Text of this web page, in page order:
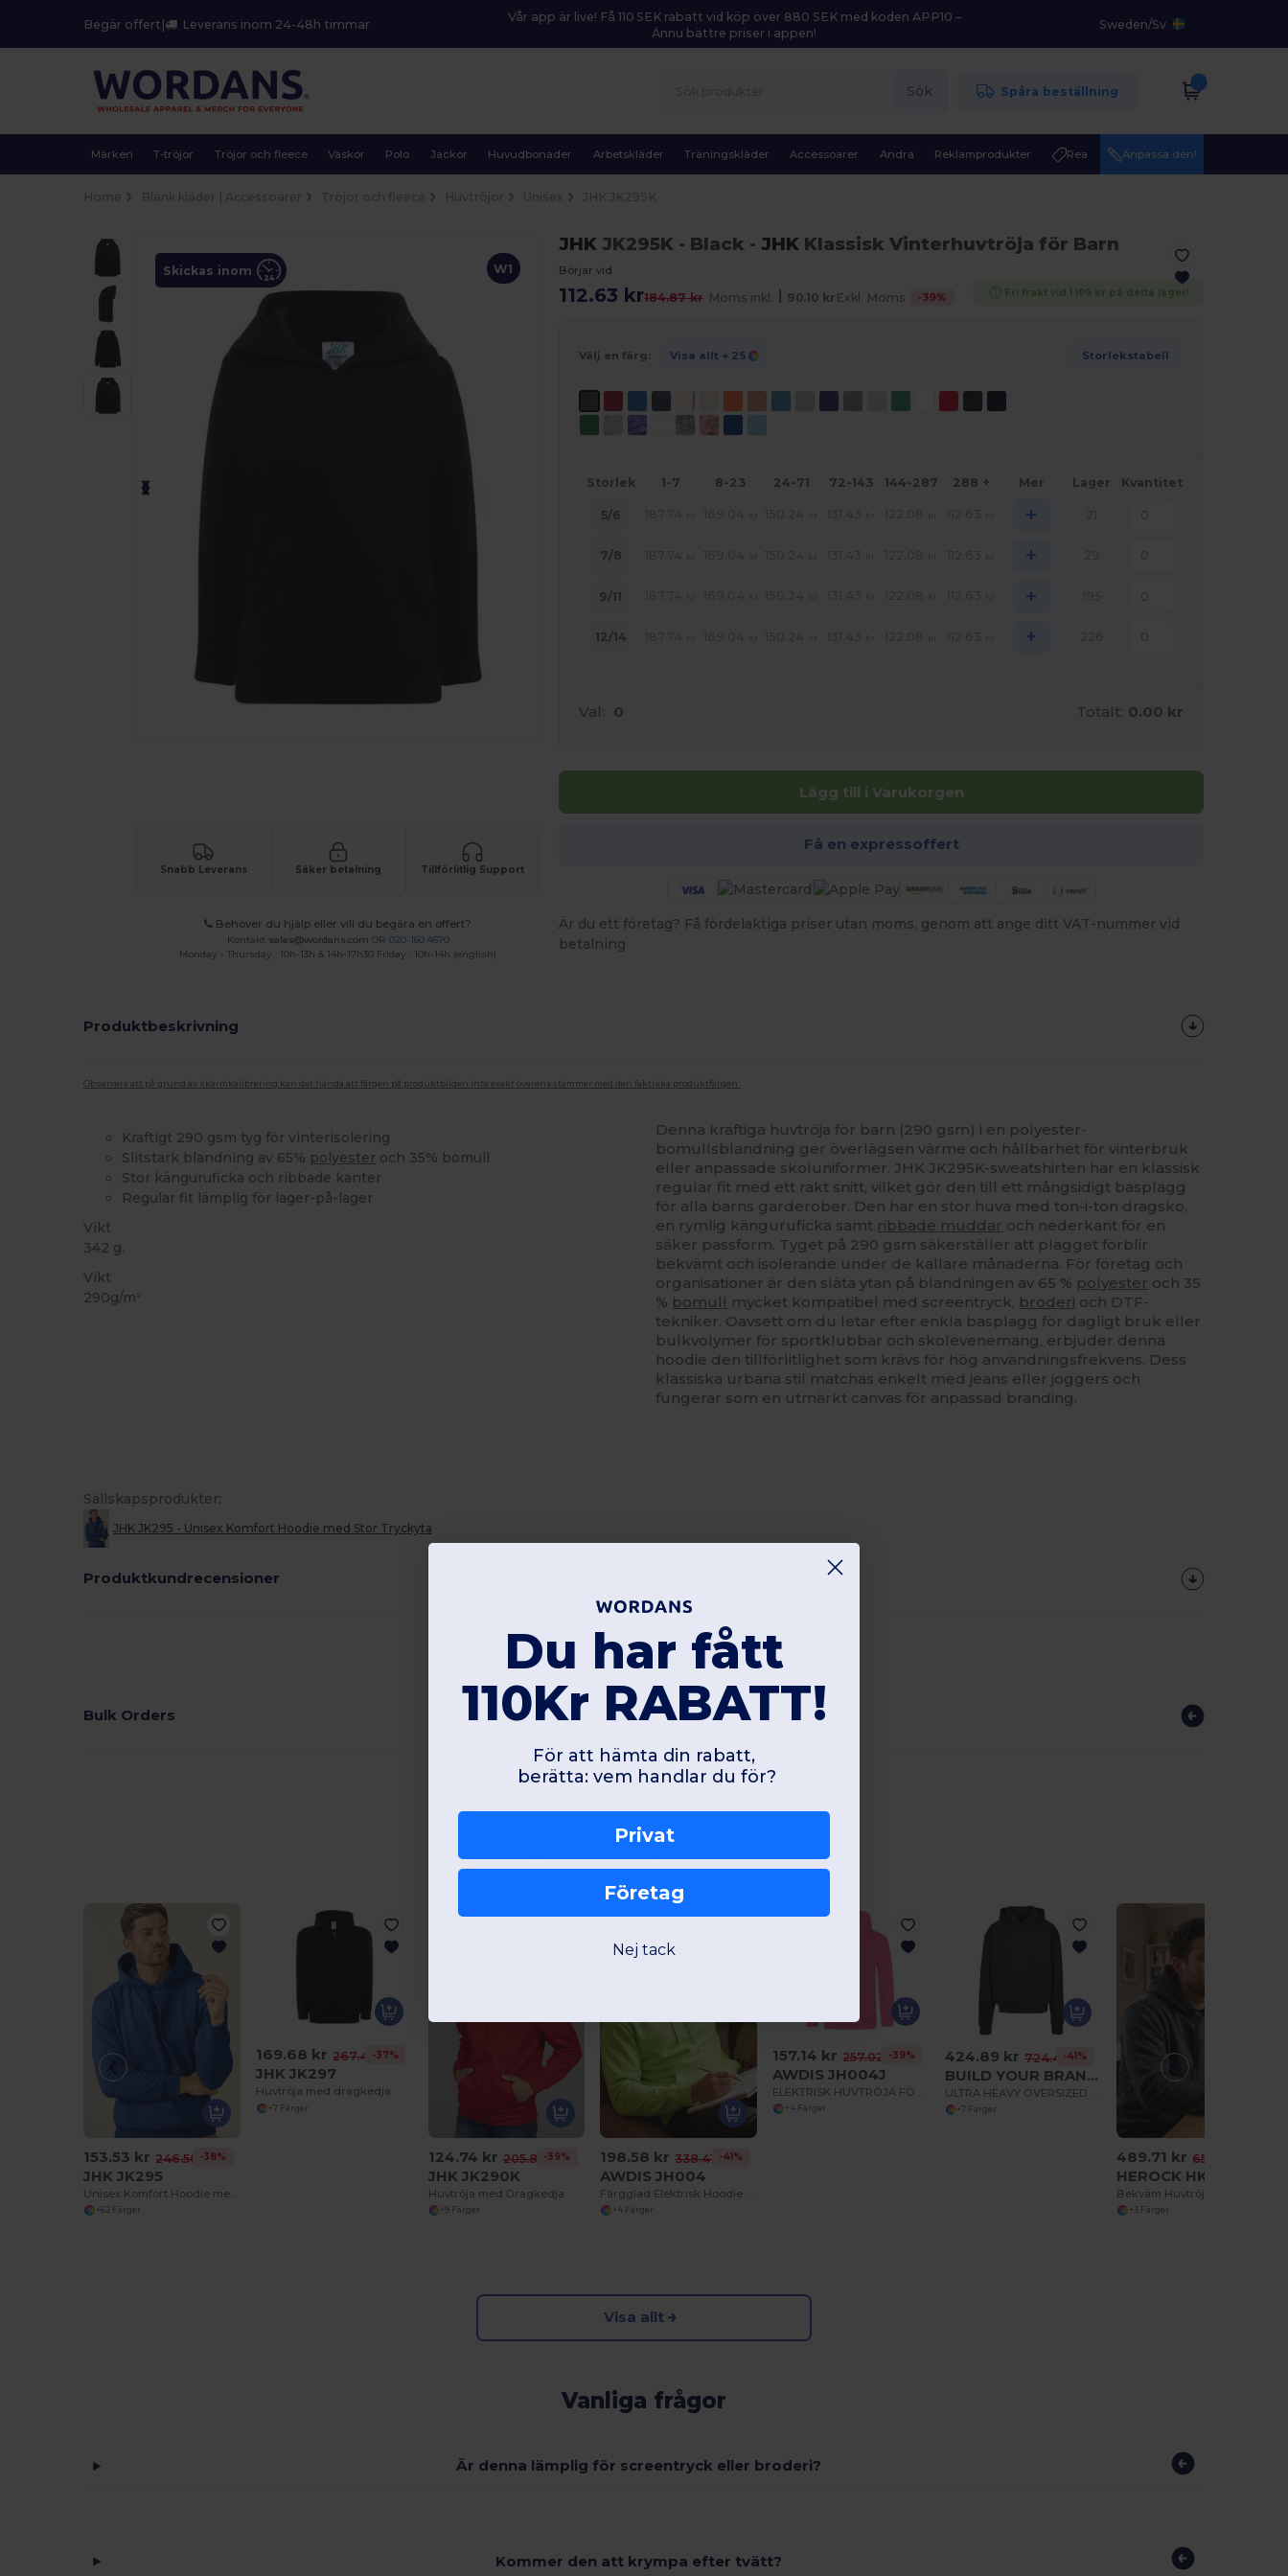
Begär offert | Leverans inom 24-48h timmar
Vår app är live! Få 110 SEK rabatt vid köp över 880 SEK med koden APP10 –
Ännu bättre priser i appen!
Sweden/Sv
Sök Spåra beställning
Märken T-tröjor Tröjor och fleece Väskor Polo Jackor Huvudbonader Arbetskläder Träningskläder Accessoarer Andra Reklamprodukter Rea Anpassa den!
W1
Skickas inom
Snabb Leverans Säker betalning Tillförlitlig Support
Behöver du hjälp eller vill du begära en offert?
Kontakt sales@wordans.com OR 020-160 4670
Monday - Thursday : 10h-13h & 14h-17h30 Friday : 10h-14h (english)
JHKJK295K - Black - JHKKlassisk Vinterhuvtröja för Barn
Börjar vid
112.63 kr184.87 kr Moms inkl. | 90.10 kr Exkl. Moms -39% Fri frakt vid 1 199 kr på detta lager!
Välj en färg: Visa allt + 25 Storlekstabell
Storlek 1-7 8-23 24-71 72-143 144-287 288 + Mer Lager Kvantitet
5/6 +
7/8 +
9/11 +
12/14 +
Val: 0 Totalt: 0.00 kr
Lägg till i Varukorgen
Få en expressoffert
Är du ett företag? Få fördelaktiga priser utan moms, genom att ange ditt VAT-nummer vid
betalning
Produktbeskrivning
Observera att på grund av skärmkalibrering kan det hända att färgen på produktbilden inte exakt överensstämmer med den faktiska produktfärgen.
Kraftigt 290 gsm tyg för vinterisolering
Slitstark blandning av 65% polyester och 35% bomull
Stor känguruficka och ribbade kanter
Regular fit lämplig för lager-på-lager
Vikt
342 g.
Vikt
290g/m²
Denna kraftiga huvtröja för barn (290 gsm) i en polyester-
bomullsblandning ger överlägsen värme och hållbarhet för vinterbruk
eller anpassade skoluniformer. JHK JK295K-sweatshirten har en klassisk
regular fit med ett rakt snitt, vilket gör den till ett mångsidigt basplagg
för alla barns garderober. Den har en stor huva med ton-i-ton dragsko,
en rymlig känguruficka samt ribbade muddar och nederkant för en
säker passform. Tyget på 290 gsm säkerställer att plagget förblir
bekvämt och isolerande under de kallare månaderna. För företag och
organisationer är den släta ytan på blandningen av 65 % polyester och 35
% bomull mycket kompatibel med screentryck, broderi och DTF-
tekniker. Oavsett om du letar efter enkla basplagg för dagligt bruk eller
bulkvolymer för sportklubbar och skolevenemang, erbjuder denna
hoodie den tillförlitlighet som krävs för hög användningsfrekvens. Dess
klassiska urbana stil matchas enkelt med jeans eller joggers och
fungerar som en utmärkt canvas för anpassad branding.
Sällskapsprodukter:
JHK JK295 - Unisex Komfort Hoodie med Stor Tryckyta
Produktkundrecensioner
Lägg till en recension
Bulk Orders
Spännande produkter
153.53 kr 246.50 kr
-38%
JHK JK295
+62 Färger
169.68 kr 267.43 kr
-37%
JHK JK297
Huvtröja med dragkedja
+7 Färger
124.74 kr 205.81 kr-39%
JHK JK290K
Huvtröja med Dragkedja
+9 Färger
198.58 kr 338.41 kr-41%
AWDIS JH004
+4 Färger
157.14 kr 257.02 kr-39%
AWDIS JH004J
+4 Färger
424.89 kr 724.41 kr
-41%
BUILD YOUR BRAND BY268
+7 Färger
489.71 kr 654.61 kr
HEROCK HK300
+3 Färger
Visa allt
Vanliga frågor
Är denna lämplig för screentryck eller broderi?
Kommer den att krympa efter tvätt?
Du har fått
110Kr RABATT!
För att hämta din rabatt,
berätta: vem handlar du för?
Privat
Företag
Nej tack